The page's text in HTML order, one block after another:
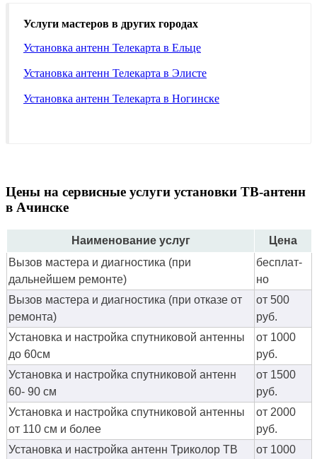
Услуги мастеров в других городах
Установка антенн Телекарта в Ельце
Установка антенн Телекарта в Элисте
Установка антенн Телекарта в Ногинске
Цены на сервисные услуги установки ТВ-антенн
в Ачинске
Наименование услуг
Цена
Вызов мастера и диагностика (при
дальнейшем ремонте)
бес­плат­
но
Вызов мастера и диагностика (при отказе от
ремонта)
от 500
руб.
Установка и настройка спутниковой антенны
до 60см
от 1000
руб.
Установка и настройка спутниковой антенн
60- 90 см
от 1500
руб.
Установка и настройка спутниковой антенны
от 110 см и более
от 2000
руб.
Установка и настройка антенн Триколор ТВ
от 1000